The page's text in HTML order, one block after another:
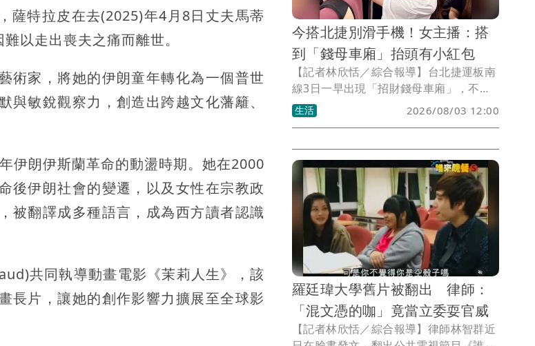
薩特拉皮在去(2025)年4月8日丈夫馬蒂
以走出喪夫之痛而離世。
術家，將她的伊朗童年轉化為一個普世
敏銳觀察力，創造出跨越文化藩籬、
伊朗伊斯蘭革命的動盪時期。她在2000
後伊朗社會的變遷，以及女性在宗教政
被翻譯成多種語言，成為西方讀者認識
共同執導動畫電影《茉莉人生》，該
長片，讓她的創作影響力擴展至全球影
東京，近日還和女性友人遊行歐洲，但發
文仍滿是對摯愛的想念，令人傷感莫名。
今搭北捷別滑手機！女主播：搭
到「錢母車廂」抬頭有小紅包
【記者林欣恬／綜合報導】台北捷運板南
線3日一早出現「招財錢母車廂」，不少
通勤族搭車時意外發現車廂內懸掛著小紅
包，直呼「早八的小確幸」。有女主播在
廂，提醒搭乘板南線的民眾「別一直低頭
滑手機，抬頭就有小紅包」，不少人留言
分享自己也成功拿到錢母。
生活 2026/08/03 12:00
羅廷瑋大學舊片被翻出 律師：
「混文憑的咖」竟當立委耍官威
【記者林欣恬／綜合報導】律師林智群近